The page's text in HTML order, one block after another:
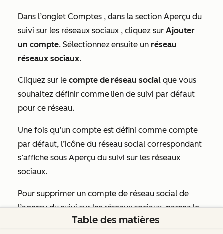
Dans l’onglet Comptes , dans la section Aperçu du
suivi sur les réseaux sociaux , cliquez sur Ajouter
un compte. Sélectionnez ensuite un réseau
réseaux sociaux.
Cliquez sur le compte de réseau social que vous
souhaitez définir comme lien de suivi par défaut
pour ce réseau.
Une fois qu’un compte est défini comme compte
par défaut, l’icône du réseau social correspondant
s’affiche sous Aperçu du suivi sur les réseaux
sociaux.
Pour supprimer un compte de réseau social de
l’aperçu du suivi sur les réseaux sociaux, passez le
curseur de la souris sur l’icône du réseau social et
Table des matières